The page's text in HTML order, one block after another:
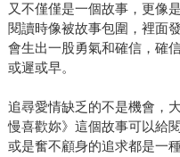
又不僅僅是一個故事，更像
閱讀時像被故事包圍，裡面
會生出一股勇氣和確信，確
或遲或早。
追尋愛情缺乏的不是機會，
慢喜歡妳》這個故事可以給
或是奮不顧身的追求都是一